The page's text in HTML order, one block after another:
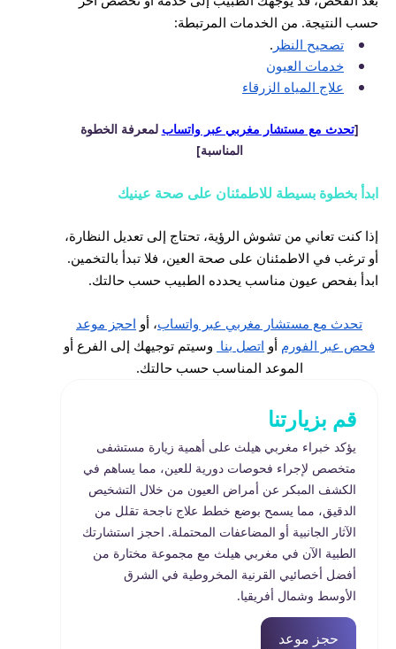
حسب النتيجة. من الخدمات المرتبطة:
تصحيح النظر .
خدمات العيون
علاج المياه الزرقاء
[تحدث مع مستشار مغربي عبر واتساب لمعرفة الخطوة
المناسبة]
ابدأ بخطوة بسيطة للاطمئنان على صحة عينيك
إذا كنت تعاني من تشوش الرؤية، تحتاج إلى تعديل النظارة،
أو ترغب في الاطمئنان على صحة العين، فلا تبدأ بالتخمين.
ابدأ بفحص عيون مناسب يحدده الطبيب حسب حالتك.
تحدث مع مستشار مغربي عبر واتساب، أو احجز موعد
فحص عبر الفورم أو اتصل بنا وسيتم توجيهك إلى الفرع أو
الموعد المناسب حسب حالتك.
قم بزيارتنا
يؤكد خبراء مغربي هيلث على أهمية زيارة مستشفى
متخصص لإجراء فحوصات دورية للعين، مما يساهم في
الكشف المبكر عن أمراض العيون من خلال التشخيص
الدقيق، مما يسمح بوضع خطط علاج ناجحة تقلل من
الآثار الجانبية أو المضاعفات المحتملة. احجز استشارتك
الطبية الآن في مغربي هيلث مع مجموعة مختارة من
أفضل أخصائيي القرنية المخروطية في الشرق
الأوسط وشمال أفريقيا.
حجز موعد